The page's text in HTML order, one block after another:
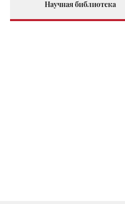
Научная библиотека